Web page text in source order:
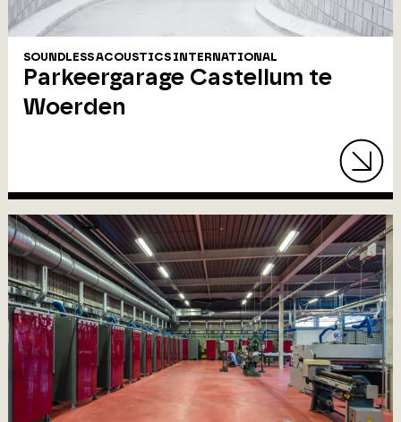
SOUNDLESS ACOUSTICS INTERNATIONAL
Parkeergarage Castellum te
Woerden